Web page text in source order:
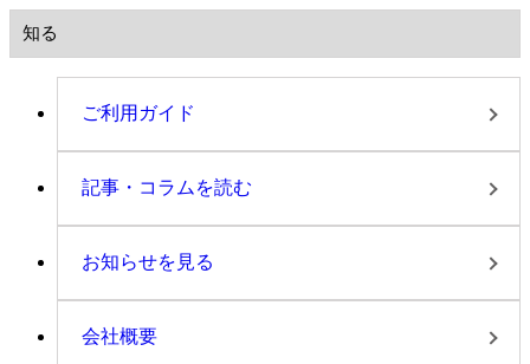
知る
ご利用ガイド
記事・コラムを読む
お知らせを見る
会社概要